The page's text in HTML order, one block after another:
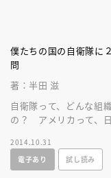
僕たちの国の自衛隊に
問
著：半田 滋
自衛隊って、どんな組
の？ アメリカって、
戦争をすることになる
べてに答えます！
2014.10.31
電子あり
試し読み